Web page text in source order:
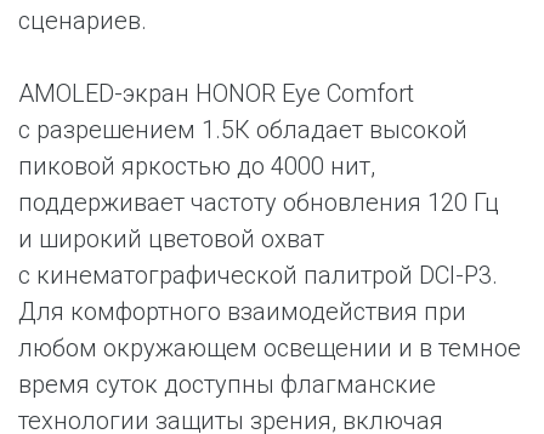
сценариев.
AMOLED-экран HONOR Eye Comfort
с разрешением 1.5К обладает высокой
пиковой яркостью до 4000 нит,
поддерживает частоту обновления 120 Гц
и широкий цветовой охват
с кинематографической палитрой DCI-P3.
Для комфортного взаимодействия при
любом окружающем освещении и в темное
время суток доступны флагманские
технологии защиты зрения, включая